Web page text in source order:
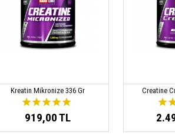
Kreatin Mikronize 336 Gr
919,00 TL
Creatine